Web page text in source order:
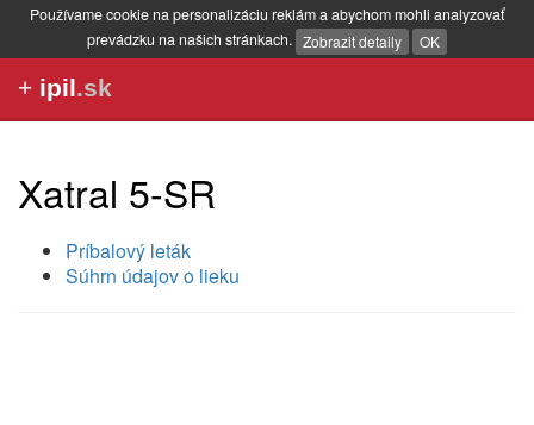
Používame cookie na personalizáciu reklám a abychom mohli analyzovať
prevádzku na našich stránkach. Zobrazit detaily OK
+ ipil.sk
Xatral 5-SR
Príbalový leták
Súhrn údajov o lieku